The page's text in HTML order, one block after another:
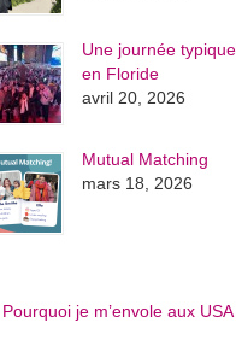
Une journée
en Floride
avril 20, 2026
Mutual Matching
mars 18, 2026
Pourquoi je m’envole aux